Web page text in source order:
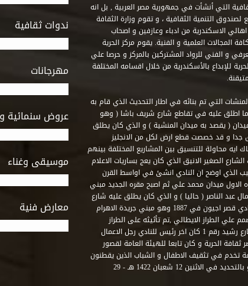
ندوات ثقافية
مهرجانات
عروض سنمائية
موسيقى وغناء
معارض فنية
التي أنشأت في جمهورية مصر العربية , بل انه
التنمية الثقافية ، و تقوم وزارة الثقافة
اهالي الاسكندرية من ادباء وعازفين و اصحاب
المجالات العلمية و الفنية. يقوم مركز الحرية
و الفني للرواد المشتركين بالمركز و حرصا علي
للإبداع بالأسكندرية من خلال اقسامه المختلفة
التي تم بنائه في اطار التحديث الذي قام به
اطلق عليه في تقاطع شارع شريف باشا ( وهو
( يقصد به ميدان المنشية ) و الذي كان يطلق
جدا و قد خصصت قطع ارض لكل من الانجليز
ايه محاولة للتنسيق بين المشاريع المختلفة بينهم
الصغير الانيق الذي كان يعج بساريات الاعلام
الذي اوضح ان النادي انشئ في اواسط القرن
في 15 فبراير 1888 م و كان مقره الاول ميدان محمد علي ثم اصبح مقره الجديد مبني
الناصر ( حاليا ) و الذي كان يطلق عليه شارع
رشيد – فؤاد الاول – ثم طريق الحرية. وقد بني امام النادي قصر اجيون في 1887 وهو مبني جريدة الاهرام
الطراز الايطالي ,تم تأثيثه على الطراز
الفرنسي نابوليون الثالث .هذا النادي يقع في نهاية شارع رشيد رقم 1 كان اخر رئيس للنادي رجل الاعمال
تم تحويله الي قصر ثقافة الحرية و كان تابعا للهيئة العامة لقصور
تخدم في تثقيف الاطفال و الشباب الذين يقطنون
هذه المنطقة من مدينة الاسكندرية . و في عام 2001 و بالتحديد في الاثنين 12 شعبان 1422 هـ - 29